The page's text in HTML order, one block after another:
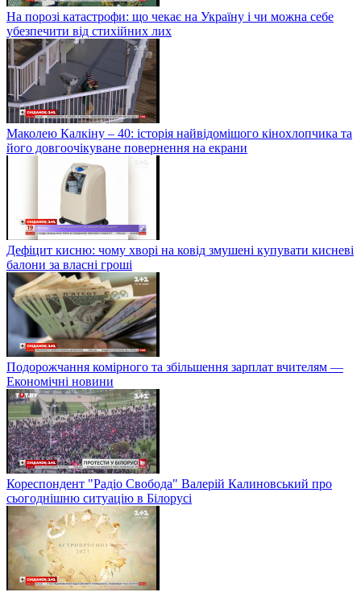
На порозі катастрофи: що чекає на Україну і чи можна себе
убезпечити від стихійних лих
Маколею Калкіну – 40: історія найвідомішого кінохлопчика та
його довгоочікуване повернення на екрани
Дефіцит кисню: чому хворі на ковід змушені купувати кисневі
балони за власні гроші
Подорожчання комірного та збільшення зарплат вчителям —
Економічні новини
Кореспондент "Радіо Свобода" Валерій Калиновський про
сьогоднішню ситуацію в Білорусі